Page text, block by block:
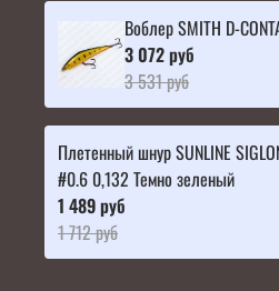
Воблер SMITH D-
3 072 руб
3 531 руб
Плетенный шнур SUNLINE
#0.6 0,132 Темно зеленый
1 489 руб
1 712 руб